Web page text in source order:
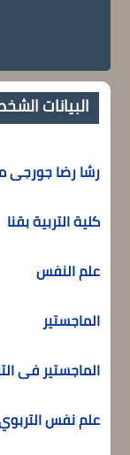
البيانات
رشا رضا جورجى
كلية التربية بقنا
علم النفس
الماجستير
الماجستير فى
علم نفس